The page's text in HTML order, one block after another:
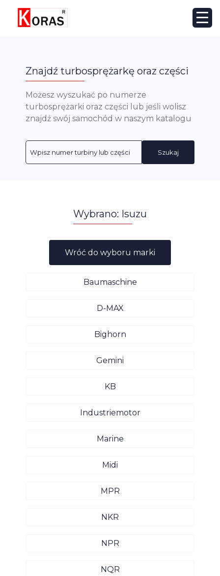
Znajdź turbosprężarkę oraz części
Możesz wyszukać po numerze
turbosprężarki oraz części lub jeśli wolisz
znajdź swój samochód w naszym katalogu
Szukaj
Wybrano: Isuzu
Wróć do wyboru marki
Baumaschine
D-MAX
Bighorn
Gemini
KB
Industriemotor
Marine
Midi
MPR
NKR
NPR
NQR